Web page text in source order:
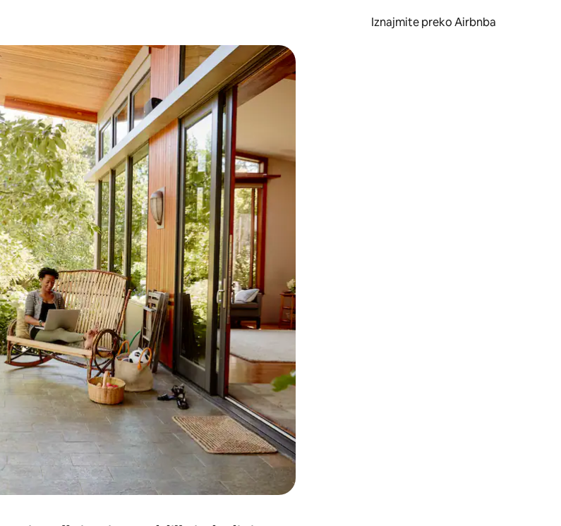
Iznajmite preko Airbnba
prema gore i prema dolje, kao i dodirom ili prelaskom prstom po zaslonu.